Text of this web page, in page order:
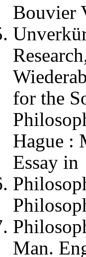
Bouvier
for the
Hague :
Essay in
Man.